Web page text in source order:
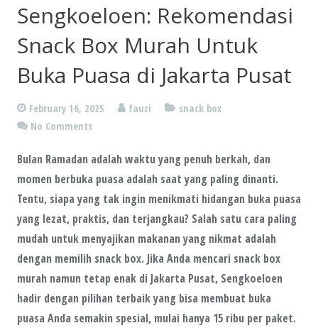
Sengkoeloen: Rekomendasi
Snack Box Murah Untuk
Buka Puasa di Jakarta Pusat
February 16, 2025 fauzi
snack box
No Comments
Bulan Ramadan adalah waktu yang penuh berkah, dan
momen berbuka puasa adalah saat yang paling dinanti.
Tentu, siapa yang tak ingin menikmati hidangan buka puasa
yang lezat, praktis, dan terjangkau? Salah satu cara paling
mudah untuk menyajikan makanan yang nikmat adalah
dengan memilih snack box. Jika Anda mencari snack box
murah namun tetap enak di Jakarta Pusat, Sengkoeloen
hadir dengan pilihan terbaik yang bisa membuat buka
puasa Anda semakin spesial, mulai hanya 15 ribu per paket.